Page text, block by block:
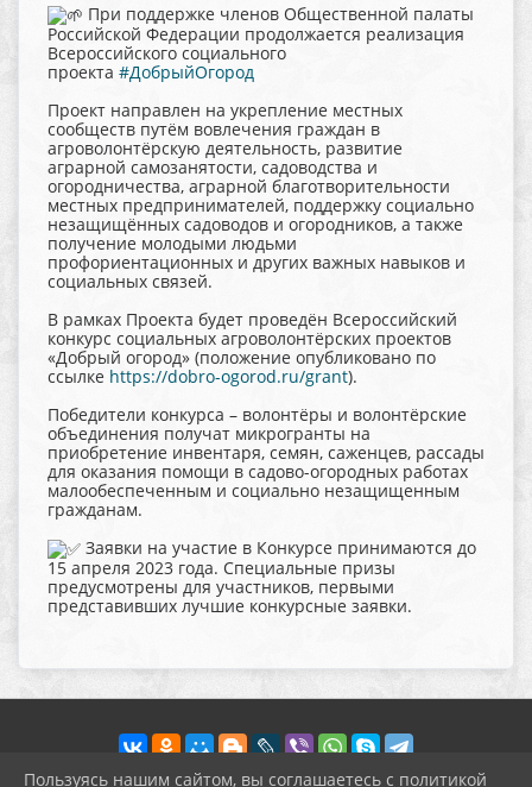
При поддержке членов Общественной палаты
Российской Федерации продолжается реализация
Всероссийского социального
проекта #ДобрыйОгород
Проект направлен на укрепление местных
сообществ путём вовлечения граждан в
агроволонтёрскую деятельность, развитие
аграрной самозанятости, садоводства и
огородничества, аграрной благотворительности
местных предпринимателей, поддержку социально
незащищённых садоводов и огородников, а также
получение молодыми людьми
профориентационных и других важных навыков и
социальных связей.
В рамках Проекта будет проведён Всероссийский
конкурс социальных агроволонтёрских проектов
«Добрый огород» (положение опубликовано по
ссылке https://dobro-ogorod.ru/grant).
Победители конкурса – волонтёры и волонтёрские
объединения получат микрогранты на
приобретение инвентаря, семян, саженцев, рассады
для оказания помощи в садово-огородных работах
малообеспеченным и социально незащищенным
гражданам.
Заявки на участие в Конкурсе принимаются до
15 апреля 2023 года. Специальные призы
предусмотрены для участников, первыми
представивших лучшие конкурсные заявки.
Пользуясь нашим сайтом, вы соглашаетесь с политикой